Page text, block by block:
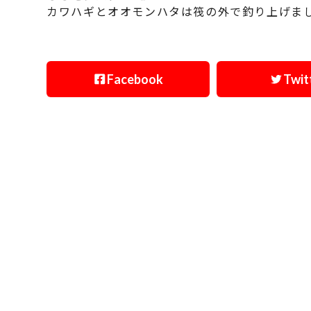
カワハギとオオモンハタは筏の外で釣り上げま
Facebook